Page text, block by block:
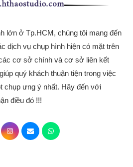
lớn ở Tp.HCM, chúng tôi mang đến
dịch vụ chụp hình hiện có mặt trên
cơ sở chính và cơ sở liên kết
quý khách thuận tiện trong việc
chụp ưng ý nhất. Hãy đến với
điều đó !!!